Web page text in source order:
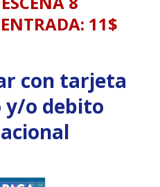
11$
con tarjeta
y/o debito